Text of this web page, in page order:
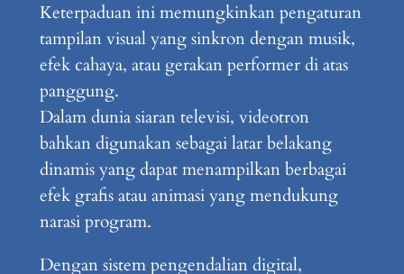
Keterpaduan ini memungkinkan pengaturan
tampilan visual yang sinkron dengan musik,
efek cahaya, atau gerakan performer di atas
panggung.
Dalam dunia siaran televisi, videotron
bahkan digunakan sebagai latar belakang
dinamis yang dapat menampilkan berbagai
efek grafis atau animasi yang mendukung
narasi program.
Dengan sistem pengendalian digital,